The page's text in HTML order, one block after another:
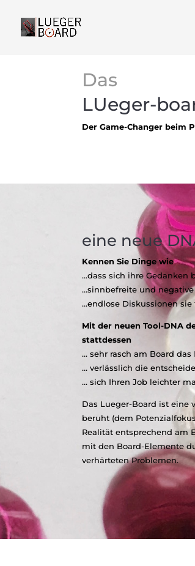
Das
LUeger-
Der Game-Changer beim
eine neue
Kennen Sie Dinge wie
…dass sich ihre Gedanken
…sinnbefreite und
…endlose Diskussionen
Mit der neuen Tool-DNA
stattdessen
… sehr rasch am Board
… verlässlich die
… sich Ihren Job leichter
Das Lueger-Board ist eine
beruht (dem
Realität entsprechend am
mit den Board-Elemente
verhärteten Problemen.